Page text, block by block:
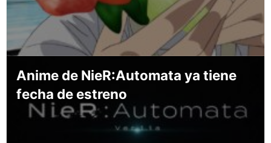
Anime de NieR:Automata ya tiene
fecha de estreno